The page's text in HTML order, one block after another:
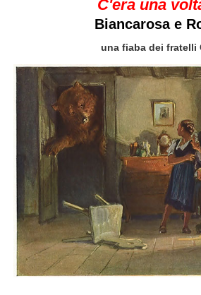
C'era una
Biancarosa e
una fiaba dei fratelli